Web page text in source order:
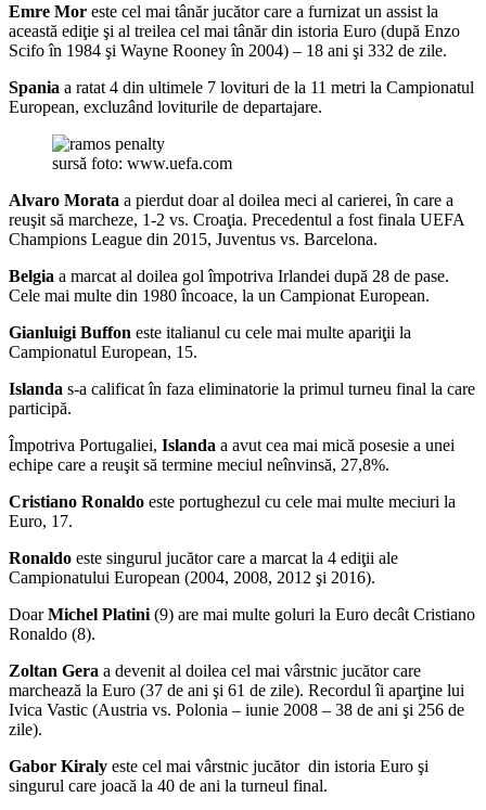
Emre Mor este cel mai tânăr jucător care a furnizat un assist la
această ediţie şi al treilea cel mai tânăr din istoria Euro (după Enzo
Scifo în 1984 şi Wayne Rooney în 2004) – 18 ani şi 332 de zile.
Spania a ratat 4 din ultimele 7 lovituri de la 11 metri la Campionatul
European, excluzând loviturile de departajare.
sursă foto: www.uefa.com
Alvaro Morata a pierdut doar al doilea meci al carierei, în care a
reuşit să marcheze, 1-2 vs. Croaţia. Precedentul a fost finala UEFA
Champions League din 2015, Juventus vs. Barcelona.
Belgia a marcat al doilea gol împotriva Irlandei după 28 de pase.
Cele mai multe din 1980 încoace, la un Campionat European.
Gianluigi Buffon este italianul cu cele mai multe apariţii la
Campionatul European, 15.
Islanda s-a calificat în faza eliminatorie la primul turneu final la care
participă.
Împotriva Portugaliei, Islanda a avut cea mai mică posesie a unei
echipe care a reuşit să termine meciul neînvinsă, 27,8%.
Cristiano Ronaldo este portughezul cu cele mai multe meciuri la
Euro, 17.
Ronaldo este singurul jucător care a marcat la 4 ediţii ale
Campionatului European (2004, 2008, 2012 şi 2016).
DoarMichel Platini (9) are mai multe goluri la Euro decât Cristiano
Ronaldo (8).
Zoltan Gera a devenit al doilea cel mai vârstnic jucător care
marchează la Euro (37 de ani şi 61 de zile). Recordul îi aparţine lui
Ivica Vastic (Austria vs. Polonia – iunie 2008 – 38 de ani şi 256 de
zile).
Gabor Kiraly este cel mai vârstnic jucător din istoria Euro şi
singurul care joacă la 40 de ani la turneul final.